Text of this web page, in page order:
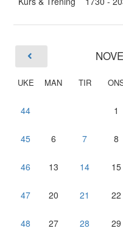
UKE MAN TIR
44 1
45 6 7 8
46 13 14 15
47 20 21 22
48 27 28 29